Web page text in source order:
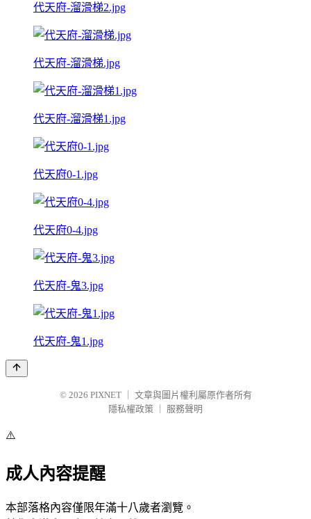
代天府-溜滑梯2.jpg
代天府-溜滑梯.jpg
代天府-溜滑梯1.jpg
代天府0-1.jpg
代天府0-4.jpg
代天府-鬼3.jpg
代天府-鬼1.jpg
© 2026 PIXNET
文章與圖片權利屬原作者所有
隱私權政策
服務聲明
⚠️
成人內容提醒
本部落格內容僅限年滿十八歲者瀏覽。